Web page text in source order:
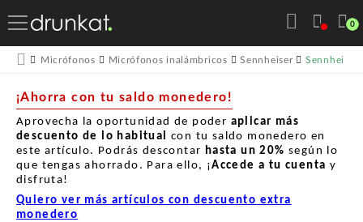
0
Micrófonos Micrófonos inalámbricos Sennheiser Sennheiser
¡Ahorra con tu saldo monedero!
Aprovecha la oportunidad de poder aplicar más
descuento de lo habitual con tu saldo monedero en
este artículo. Podrás descontar hasta un 20% según lo
que tengas ahorrado. Para ello, ¡Accede a tu cuenta y
disfruta!
Quiero ver más artículos con descuento extra
monedero